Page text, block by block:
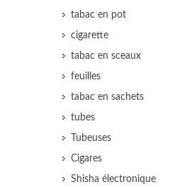
tabac en pot
cigarette
tabac en sceaux
feuilles
tabac en sachets
tubes
Tubeuses
Cigares
Shisha électronique